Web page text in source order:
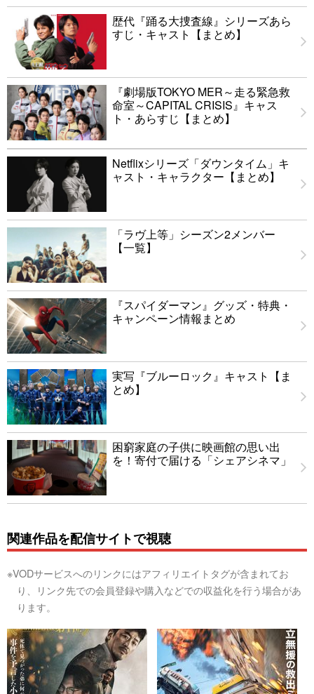
歴代『踊る大捜査線』シリーズあら
すじ・キャスト【まとめ】
『劇場版TOKYO MER～走る緊急救
命室～CAPITAL CRISIS』キャス
ト・あらすじ【まとめ】
Netflixシリーズ「ダウンタイム」キ
ャスト・キャラクター【まとめ】
「ラヴ上等」シーズン2メンバー
【一覧】
『スパイダーマン』グッズ・特典・
キャンペーン情報まとめ
実写『ブルーロック』キャスト【ま
とめ】
困窮家庭の子供に映画館の思い出
を！寄付で届ける「シェアシネマ」
関連作品を配信サイトで視聴
※VODサービスへのリンクにはアフィリエイトタグが含まれてお
り、リンク先での会員登録や購入などでの収益化を行う場合があ
ります。